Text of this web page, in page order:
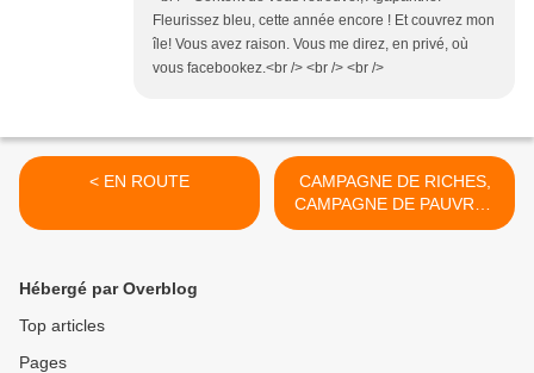
Fleurissez bleu, cette année encore ! Et couvrez mon
île! Vous avez raison. Vous me direz, en privé, où
vous facebookez.<br /> <br /> <br />
< EN ROUTE
CAMPAGNE DE RICHES,
CAMPAGNE DE PAUVRES
>
Hébergé par Overblog
Top articles
Pages